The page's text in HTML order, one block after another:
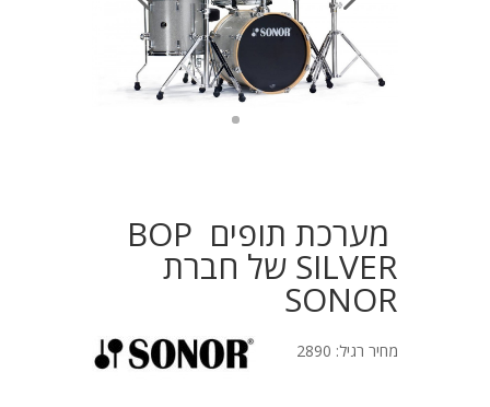
מערכת תופים BOP
SILVER של חברת
SONOR
מחיר רגיל: 2890